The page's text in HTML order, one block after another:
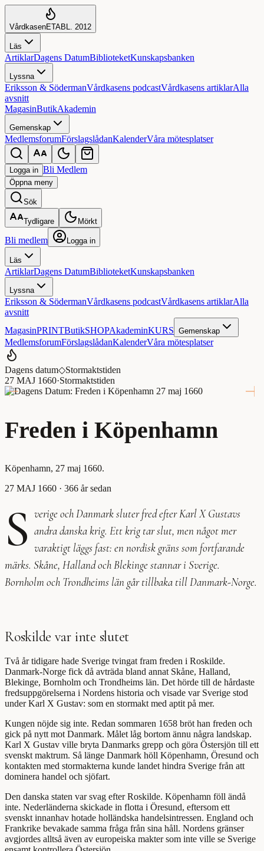
VårdkasenETABL. 2012
Läs
ArtiklarDagens DatumBiblioteketKunskapsbanken
Lyssna
Eriksson & SödermanVårdkasens podcastVårdkasens artiklarAlla
avsnitt
MagasinButikAkademin
Gemenskap
MedlemsforumFörslagslådanKalenderVåra mötesplatser
Logga in Bli Medlem
Öppnameny
Sök
Tydligare Mörkt
Bli medlem Logga in
Läs
ArtiklarDagens DatumBiblioteketKunskapsbanken
Lyssna
Eriksson & SödermanVårdkasens podcastVårdkasens artiklarAlla
avsnitt
MagasinPRINTButikSHOPAkademinKURS Gemenskap
MedlemsforumFörslagslådanKalenderVåra mötesplatser
Dagens datum◇Stormaktstiden
27 MAJ 1660·Stormaktstiden
Freden i Köpenhamn
Köpenhamn, 27 maj 1660.
27 MAJ 1660 · 366 år sedan
S verige och Danmark sluter fred efter Karl X Gustavs
andra danska krig. Ett krig tar slut, men något mer
varaktigt läggs fast: en nordisk gräns som fortfarande
märks. Skåne, Halland och Blekinge stannar i Sverige.
Bornholm och Trondheims län går tillbaka till Danmark-Norge.
Roskilde var inte slutet
Två år tidigare hade Sverige tvingat fram freden i Roskilde.
Danmark-Norge fick då avträda bland annat Skåne, Halland,
Blekinge, Bornholm och Trondheims län. Det hörde till de hårdaste
fredsuppgörelserna i Nordens historia och visade var Sverige stod
under Karl X Gustav: som en stormakt med aptit på mer.
Kungen nöjde sig inte. Redan sommaren 1658 bröt han freden och
gick på nytt mot Danmark. Målet låg bortom ännu några landskap.
Karl X Gustav ville bryta Danmarks grepp och göra Östersjön till ett
svenskt maktrum. Så länge Danmark höll Köpenhamn, Öresund och
kontakten med stormakterna kunde landet hindra Sverige från att
dominera handel och sjöfart.
Den danska staten var svag efter Roskilde. Köpenhamn föll ändå
inte. Nederländerna skickade in flotta i Öresund, eftersom ett
svenskt innanhav hotade holländska handelsintressen. England och
Frankrike bevakade samma fråga från sina håll. Nordens gränser
avgjordes alltså även av europeiska makter som inte ville se Sverige